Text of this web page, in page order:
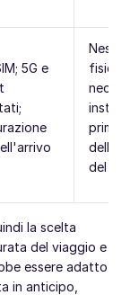
5G e
fisica
installa
prima
del
la scelta
del viaggio e
essere adatto
in anticipo,